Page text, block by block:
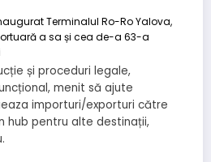
și proceduri legale,
menit să ajute
importuri/exporturi către
hub pentru alte destinații,